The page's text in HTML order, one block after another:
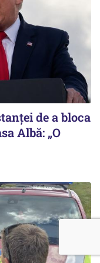
de a bloca
Albă: „O